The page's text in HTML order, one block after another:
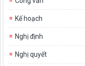
Kế hoạch
Nghị định
Nghị quyết